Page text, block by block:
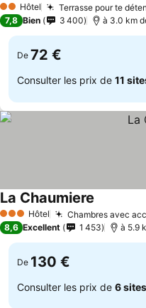
2 Étoiles
Hôtel Terrasse pour te
7,8 Bien 3 400 à 3.0 km
De 72 €
Consulter les prix de 11
3 ÉtoilesHôtel Chambres avec
La Chaumiere
8,6 Excellent 1 453 à 5.9
De 130 €
Consulter les prix de 6 sites